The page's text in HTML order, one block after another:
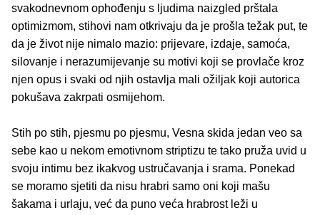
svakodnevnom ophođenju s ljudima naizgled prštala
optimizmom, stihovi nam otkrivaju da je prošla težak put, te
da je život nije nimalo mazio: prijevare, izdaje, samoća,
silovanje i nerazumijevanje su motivi koji se provlače kroz
njen opus i svaki od njih ostavlja mali ožiljak koji autorica
pokušava zakrpati osmijehom.
Stih po stih, pjesmu po pjesmu, Vesna skida jedan veo sa
sebe kao u nekom emotivnom striptizu te tako pruža uvid u
svoju intimu bez ikakvog ustručavanja i srama. Ponekad
se moramo sjetiti da nisu hrabri samo oni koji mašu
šakama i urlaju, već da puno veća hrabrost leži u